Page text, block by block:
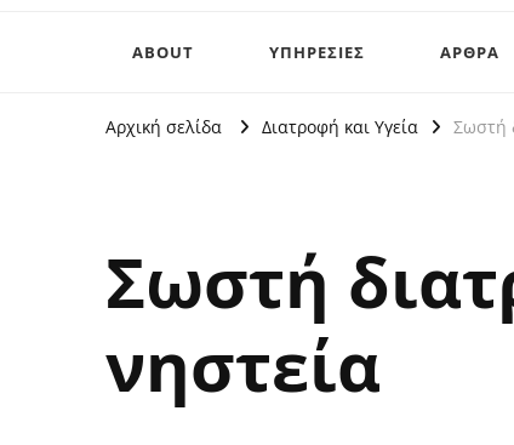
ABOUT ΥΠΗΡΕΣΙΕΣ ΑΡΘΡΑ
Αρχική σελίδα Διατροφή και Υγεία Σωστή
Σωστή
νηστεία